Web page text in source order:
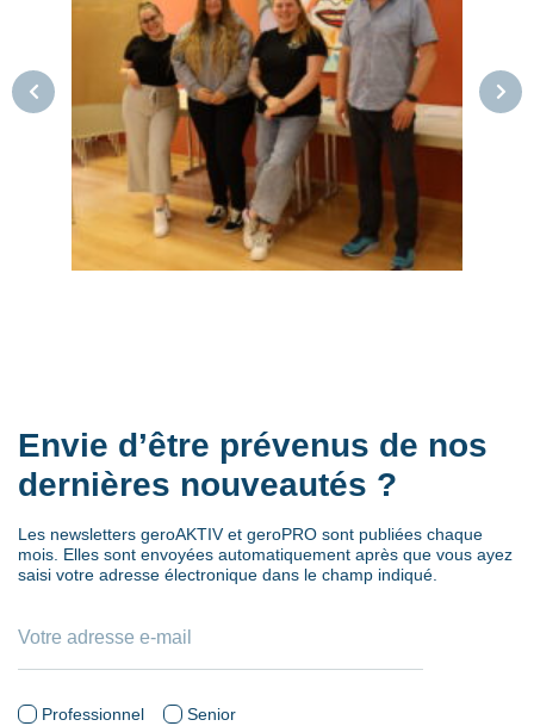
Envie d’être prévenus de nos
dernières nouveautés ?
Les newsletters geroAKTIV et geroPRO sont publiées chaque
mois. Elles sont envoyées automatiquement après que vous ayez
saisi votre adresse électronique dans le champ indiqué.
Professionnel
Senior